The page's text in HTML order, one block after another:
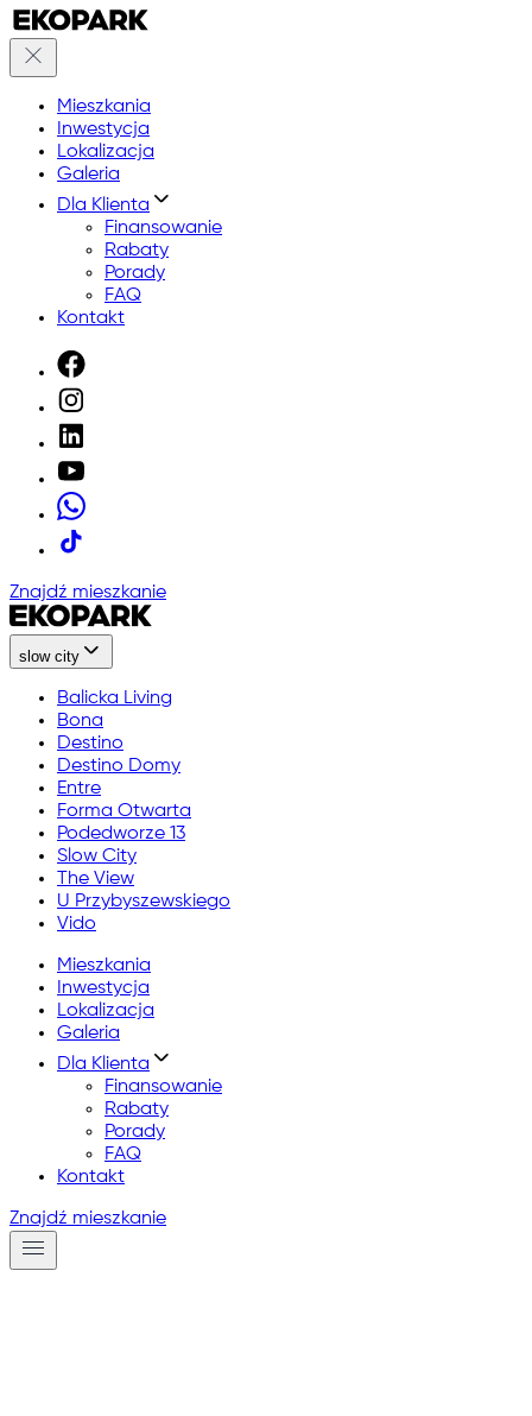
Mieszkania
Inwestycja
Lokalizacja
Galeria
Dla Klienta
Finansowanie
Rabaty
Porady
FAQ
Kontakt
Znajdź mieszkanie
slow city
Balicka Living
Bona
Destino
Destino Domy
Entre
Forma Otwarta
Podedworze 13
Slow City
The View
U Przybyszewskiego
Vido
Mieszkania
Inwestycja
Lokalizacja
Galeria
Dla Klienta
Finansowanie
Rabaty
Porady
FAQ
Kontakt
Znajdź mieszkanie